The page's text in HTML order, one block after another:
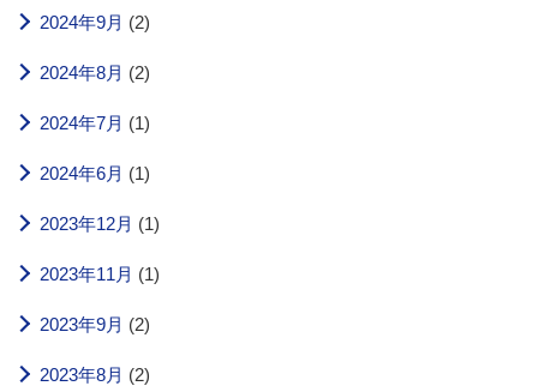
2024年9月 (2)
2024年8月 (2)
2024年7月 (1)
2024年6月 (1)
2023年12月 (1)
2023年11月 (1)
2023年9月 (2)
2023年8月 (2)